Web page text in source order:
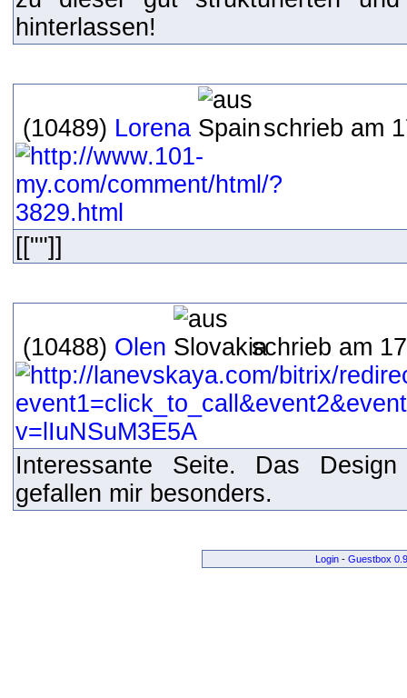
hinterlassen!
(10489) Lorena schrieb am
[[""]]
(10488) Olen schrieb am
Interessante Seite. Das
gefallen mir besonders.
Login- Guestbox